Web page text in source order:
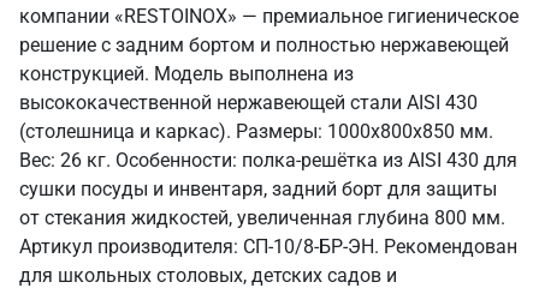
компании «RESTOINOX» — премиальное гигиеническое
решение с задним бортом и полностью нержавеющей
конструкцией. Модель выполнена из
высококачественной нержавеющей стали AISI 430
(столешница и каркас). Размеры: 1000x800x850 мм.
Вес: 26 кг. Особенности: полка-решётка из AISI 430 для
сушки посуды и инвентаря, задний борт для защиты
от стекания жидкостей, увеличенная глубина 800 мм.
Артикул производителя: СП-10/8-БР-ЭН. Рекомендован
для школьных столовых, детских садов и